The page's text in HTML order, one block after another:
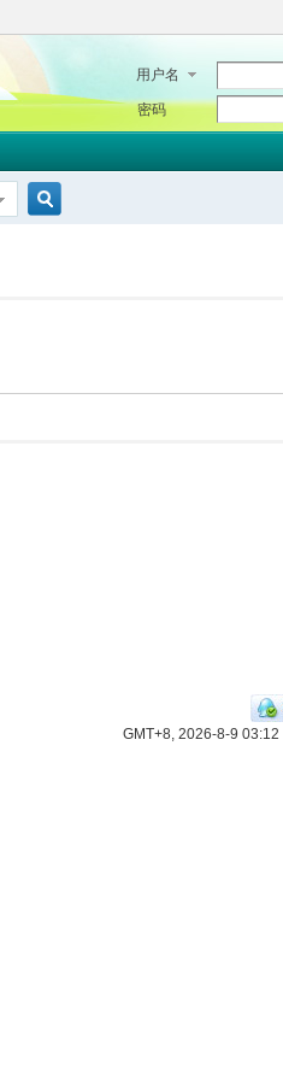
用户名
密码
GMT+8, 2026-8-9 03:12